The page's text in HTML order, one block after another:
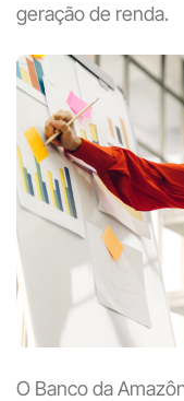
geração de renda.
O Banco da